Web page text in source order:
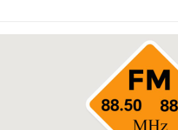
زاخو ڤە دشین سەرەدانا گوندیێن خو بکەن